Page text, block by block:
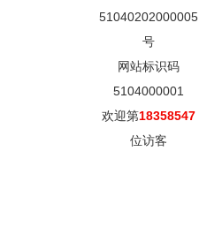
51040202000005
号
网站标识码
5104000001
欢迎第18358547
位访客